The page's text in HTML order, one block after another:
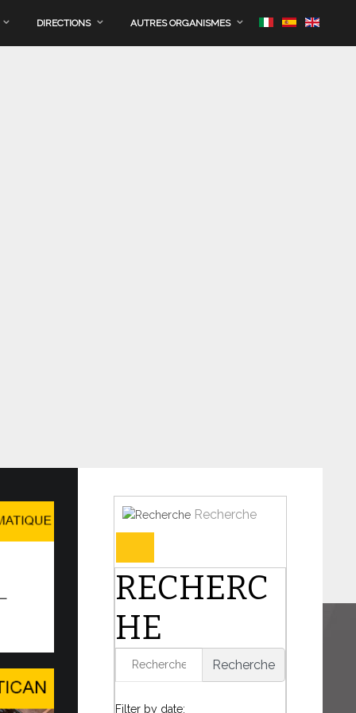
DIRECTIONS AUTRES ORGANISMES
et l’AI for Good Glob…
DIALOGUE DANS UN MONDE EN
de l’histoire, le Pape Léon XIV a
du Saint-Siège...
Recherche
RECHERC
HE
Recherche
Filter by date: